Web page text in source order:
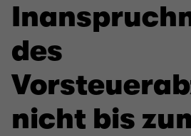
des
nicht bis